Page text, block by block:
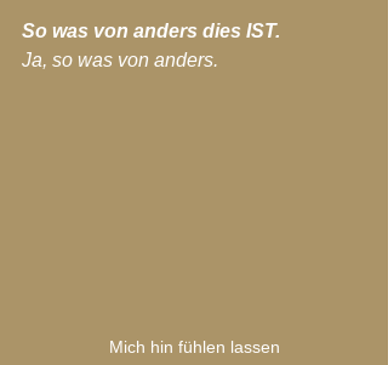
So was von anders dies IST.
Ja, so was von anders.
Mich hin fühlen lassen